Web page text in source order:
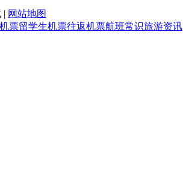
| 网站地图
票留学生机票往返机票航班常识旅游资讯